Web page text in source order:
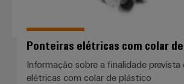
Ponteiras elétricas com colar
Informação sobre a finalidade prevista
elétricas com colar de plástico